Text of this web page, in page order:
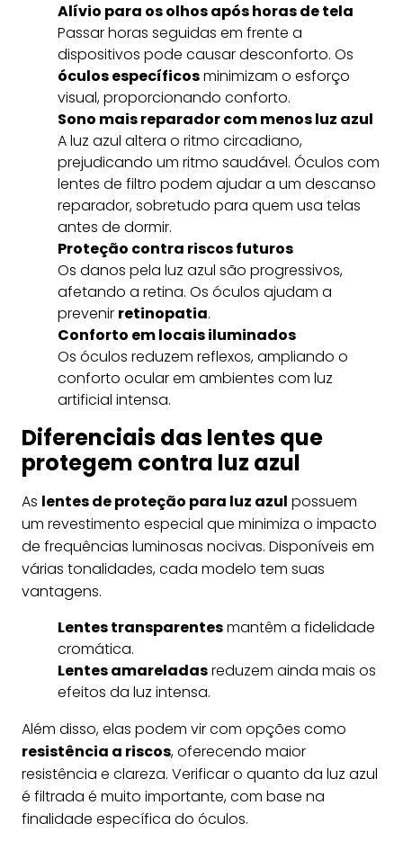
Alívio para os olhos após horas de tela
Passar horas seguidas em frente a
dispositivos pode causar desconforto. Os
óculos específicosminimizam o esforço
visual, proporcionando conforto.
Sono mais reparador com menos luz azul
A luz azul altera o ritmo circadiano,
prejudicando um ritmo saudável. Óculos com
lentes de filtro podem ajudar a um descanso
reparador, sobretudo para quem usa telas
antes de dormir.
Proteção contra riscos futuros
Os danos pela luz azul são progressivos,
afetando a retina. Os óculos ajudam a
prevenir retinopatia.
Conforto em locais iluminados
Os óculos reduzem reflexos, ampliando o
conforto ocular em ambientes com luz
artificial intensa.
Diferenciais das lentes que
protegem contra luz azul
As lentes de proteção para luz azul possuem
um revestimento especial que minimiza o impacto
de frequências luminosas nocivas. Disponíveis em
várias tonalidades, cada modelo tem suas
vantagens.
Lentes transparentesmantêm a fidelidade
cromática.
Lentes amareladasreduzem ainda mais os
efeitos da luz intensa.
Além disso, elas podem vir com opções como
resistência a riscos, oferecendo maior
resistência e clareza. Verificar o quanto da luz azul
é filtrada é muito importante, com base na
finalidade específica do óculos.